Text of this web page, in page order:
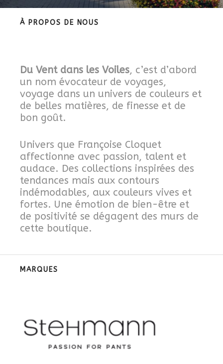
À PROPOS DE NOUS
Du Vent dans les Voiles, c’est d’abord
un nom évocateur de voyages,
voyage dans un univers de couleurs et
de belles matières, de finesse et de
bon goût.
Univers que Françoise Cloquet
affectionne avec passion, talent et
audace. Des collections inspirées des
tendances mais aux contours
indémodables, aux couleurs vives et
fortes. Une émotion de bien-être et
de positivité se dégagent des murs de
cette boutique.
MARQUES